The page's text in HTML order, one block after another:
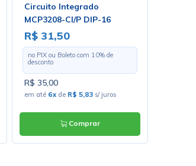
Circuito Integrado
MCP3208-CI/P DIP-16
R$ 31,50
no PIX ou Boleto com 10% de
desconto
R$ 35,00
em até 6xde R$ 5,83s/ juros
Comprar